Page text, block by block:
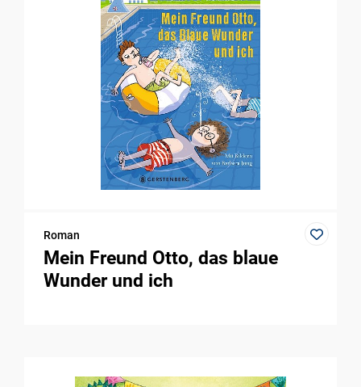
Roman
Mein Freund Otto, das blaue
Wunder und ich